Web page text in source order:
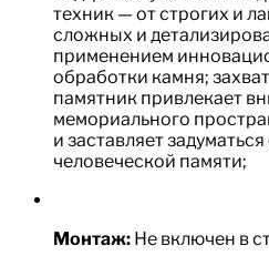
техник — от строгих и
сложных и
применением
обработки камня;
памятник привлекает
мемориального
и заставляет
человеческой памяти;
Монтаж: Не включен в